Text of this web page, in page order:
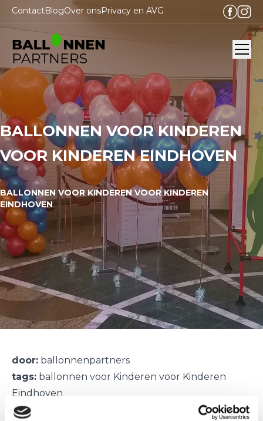
ContactBlogOver onsPrivacy en AVG
BALLONNEN VOOR KINDEREN
VOOR KINDEREN EINDHOVEN
BALLONNEN VOOR KINDEREN VOOR KINDEREN
EINDHOVEN
door: ballonnenpartners
tags: ballonnen voor Kinderen voor Kinderen
Eindhoven